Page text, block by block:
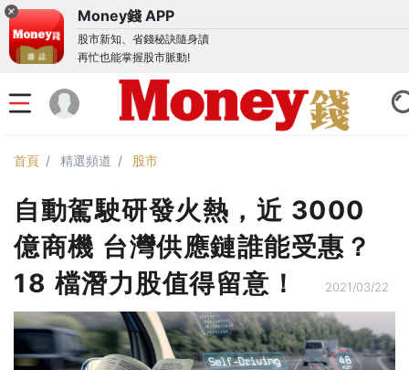
Money錢 APP
股市新知、省錢秘訣隨身讀
再忙也能掌握股市脈動!
首頁 精選頻道 股市
自動駕駛研發火熱，近 3000
億商機 台灣供應鏈誰能受惠？
18 檔潛力股值得留意！
2021/03/22